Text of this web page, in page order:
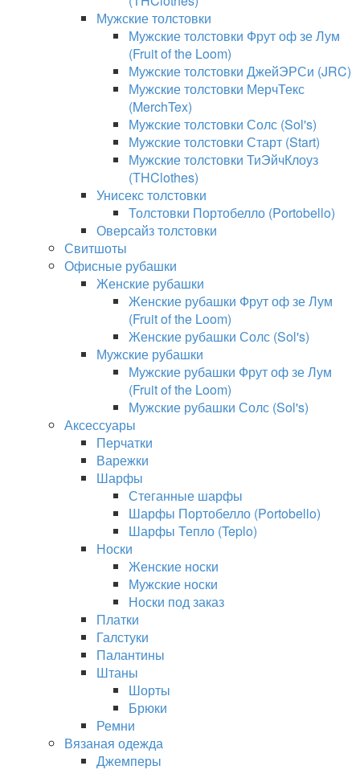
Мужские толстовки
Мужские толстовки Фрут оф зе Лум
(Fruit of the Loom)
Мужские толстовки ДжейЭРСи (JRC)
Мужские толстовки МерчТекс
(MerchTex)
Мужские толстовки Солс (Sol's)
Мужские толстовки Старт (Start)
Мужские толстовки ТиЭйчКлоуз
(THClothes)
Унисекс толстовки
Толстовки Портобелло (Portobello)
Оверсайз толстовки
Свитшоты
Офисные рубашки
Женские рубашки
Женские рубашки Фрут оф зе Лум
(Fruit of the Loom)
Женские рубашки Солс (Sol's)
Мужские рубашки
Мужские рубашки Фрут оф зе Лум
(Fruit of the Loom)
Мужские рубашки Солс (Sol's)
Аксессуары
Перчатки
Варежки
Шарфы
Стеганные шарфы
Шарфы Портобелло (Portobello)
Шарфы Тепло (Teplo)
Носки
Женские носки
Мужские носки
Носки под заказ
Платки
Галстуки
Палантины
Штаны
Шорты
Брюки
Ремни
Вязаная одежда
Джемперы